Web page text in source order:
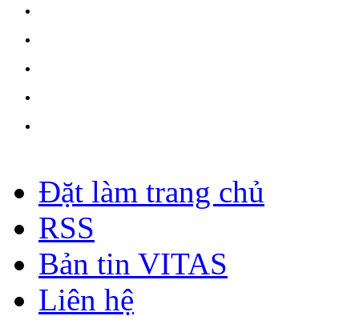
Đặt làm trang chủ
RSS
Bản tin VITAS
Liên hệ